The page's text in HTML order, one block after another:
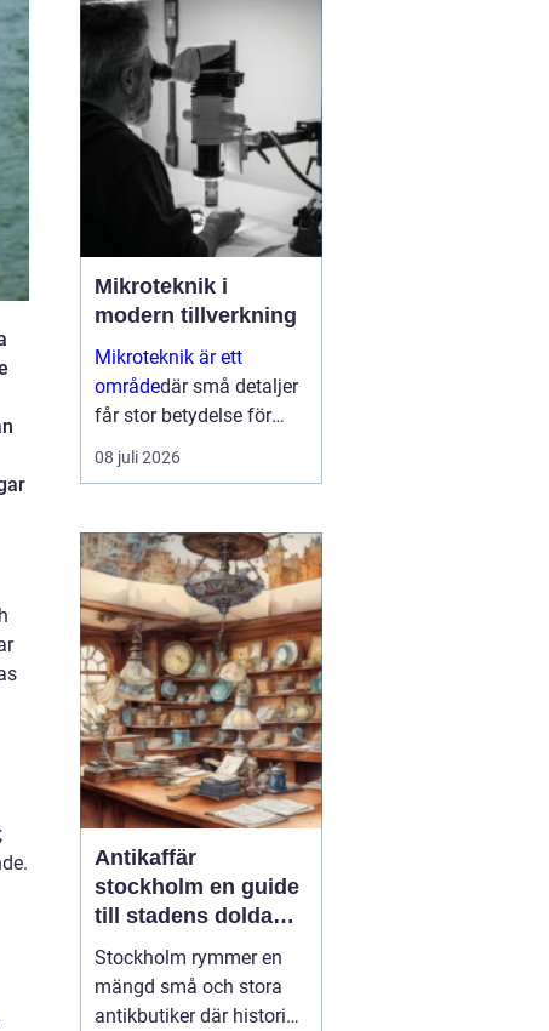
är alla beroende av
välfungerande
hydrauliska system. När
en slang brister eller en
cylinder läcker stanna...
Mikroteknik i
modern tillverkning
Mikroteknik är ett
områdedär små detaljer
får stor betydelse för
helheten. När
komponenter blir mindre,
08 juli 2026
Antikaffär
stockholm en guide
till stadens dolda
skatter
Stockholm rymmer en
mängd små och stora
antikbutiker där historia,